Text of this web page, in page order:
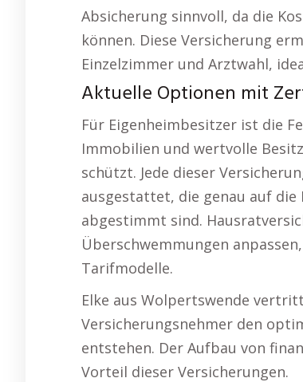
Absicherung sinnvoll, da die
können. Diese Versicherung
Einzelzimmer und Arztwahl,
Aktuelle Optionen mit
Für Eigenheimbesitzer ist die
Immobilien und wertvolle
schützt. Jede dieser
ausgestattet, die genau auf die
abgestimmt sind.
Überschwemmungen
Tarifmodelle.
Elke aus Wolpertswende
Versicherungsnehmer den
entstehen. Der Aufbau von
Vorteil dieser Versicherungen.